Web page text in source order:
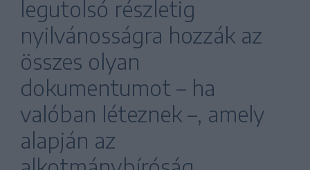
legutolsó részletig
nyilvánosságra hozzák az
összes olyan
dokumentumot – ha
valóban léteznek –, amely
alapján az